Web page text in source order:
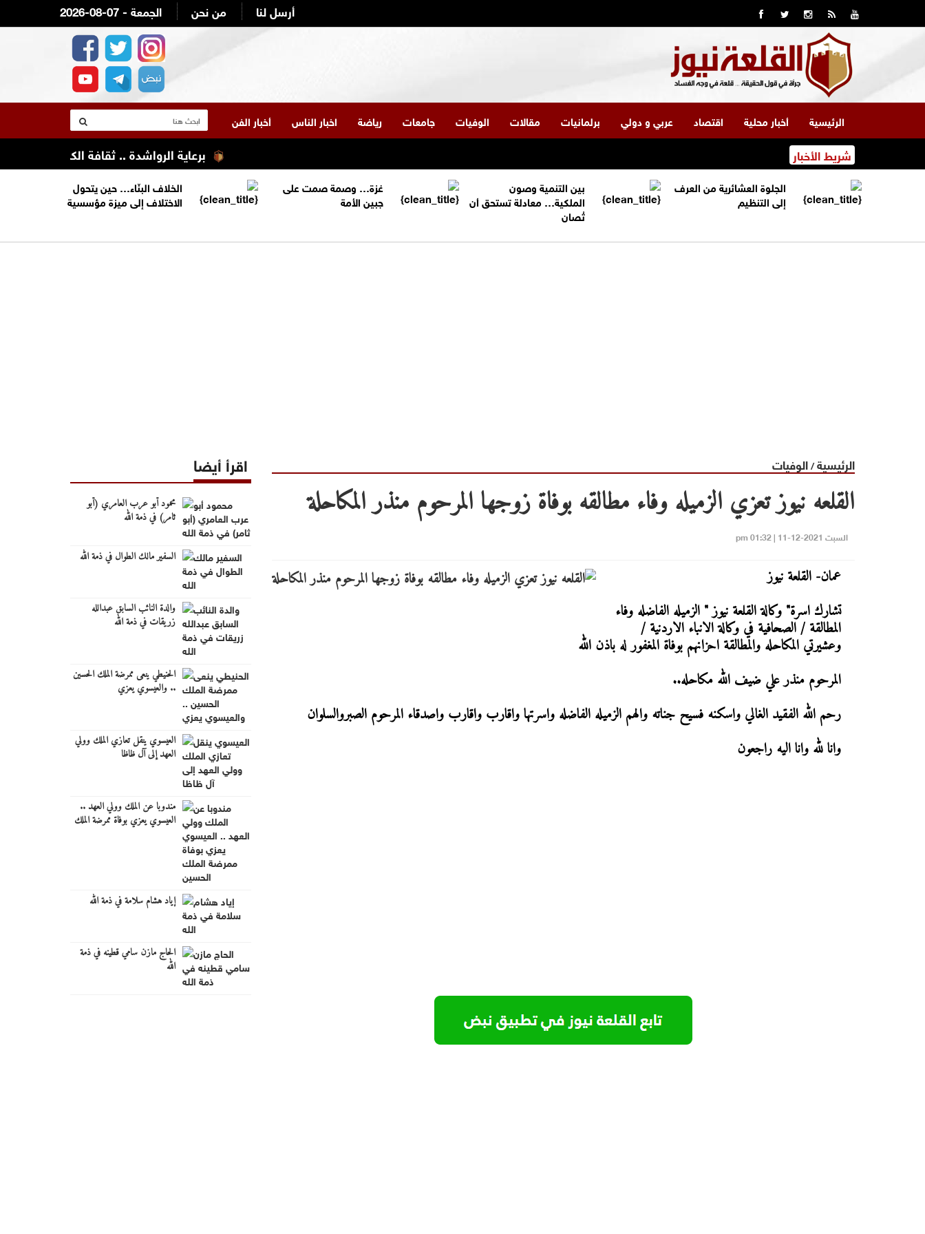
2026-08-07 - الجمعة من نحن أرسل لنا
الرئيسية أخبار محلية اقتصاد عربي و دولي برلمانيات مقالات الوفيات جامعات رياضة اخبار الناس أخبار الفن
شريط الأخبار برعاية الرواشدة .. ثقافة الكرك تنظم
الجلوة العشائرية من العرف
إلى التنظيم
بين التنمية وصون
الملكية… معادلة تستحق أن
تُصان
غزة… وصمة صمت على
جبين الأمة
الخلاف البنّاء… حين يتحول
الاختلاف إلى ميزة مؤسسية
الرئيسية/الوفيات
القلعه نيوز تعزي الزميله وفاء مطالقه بوفاة زوجها المرحوم منذر المكاحلة
السبت 2021-12-11 | 01:32 pm
عمان- القلعة نيوز
تشارك اسرة" وكالة القلعة نيوز " الزميله الفاضله وفاء
المطالقة / الصحافية في وكالة الانباء الاردنية /
وعشيرتي المكاحله والمطالقة احزانهم بوفاة المغفور له باذن الله
المرحوم منذر علي ضيف الله مكاحله..
رحم الله الفقيد الغالي واسكنه فسيح جناته والهم الزميله الفاضله واسرتها واقارب واقارب واصدقاء المرحوم الصبروالسلوان
وانا لله وانا اليه راجعون
اقرأ أيضا
محمود أبو عرب العامري (أبو
ثامر) في ذمة الله
السفير مالك الطوال في ذمة الله
والدة النائب السابق عبدالله
زريقات في ذمة الله
الحنيطي ينعى ممرضة الملك الحسين
.. والعيسوي يعزي
العيسوي ينقل تعازي الملك وولي
العهد إلى آل ظاظا
مندوبا عن الملك وولي العهد ..
العيسوي يعزي بوفاة ممرضة الملك
إياد هشام سلامة في ذمة الله
الحاج مازن سامي قطينه في ذمة
الله